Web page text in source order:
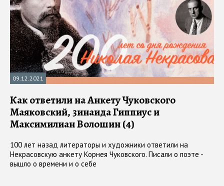
09.12.2021
Как ответили на Анкету Чуковского
Маяковский, 3инаида Гиппиус и
Максимилиан Волошин (4)
100 лет назад литераторы и художники ответили на
Некрасовскую анкету Корнея Чуковского. Писали о поэте -
вышло о времени и о себе